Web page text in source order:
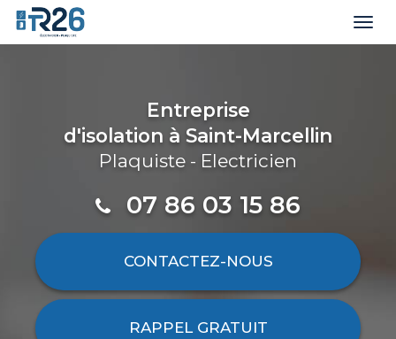
Entreprise
d'isolation à Saint-Marcellin
Plaquiste - Electricien
07 86 03 15 86
CONTACTEZ-NOUS
RAPPEL GRATUIT